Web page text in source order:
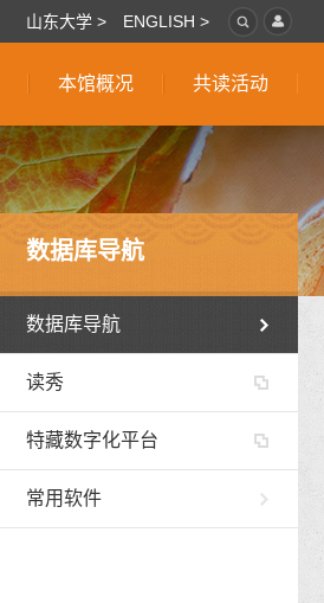
山东大学 > ENGLISH >
本馆概况 共读活动
数据库导航
数据库导航
读秀
特藏数字化平台
常用软件